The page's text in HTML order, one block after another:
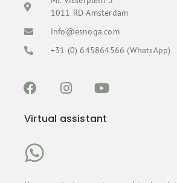
1011 RD Amsterdam
info@esnoga.com
+31 (0) 645864566 (WhatsApp)
Virtual assistant